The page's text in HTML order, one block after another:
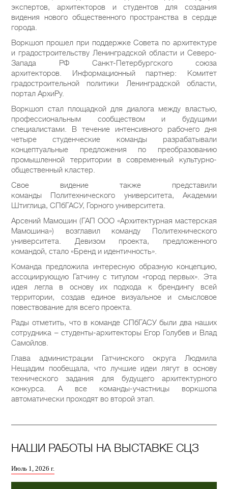
экспертов, архитекторов и студентов для создания
видения нового общественного пространства в сердце
города.
Воркшоп прошел при поддержке Совета по архитектуре
и градостроительству Ленинградской области и Северо-
Запада РФ Санкт-Петербургского союза
архитекторов. Информационный партнер: Комитет
градостроительной политики Ленинградской области,
портал АрхиРу.
Воркшоп стал площадкой для диалога между властью,
профессиональным сообществом и будущими
специалистами. В течение интенсивного рабочего дня
четыре студенческие команды разрабатывали
концептуальные предложения по преобразованию
промышленной территории в современный культурно-
общественный кластер.
Свое видение также представили
команды Политехнического университета, Академии
Штиглица, СПбГАСУ, Горного университета.
Арсений Мамошин (ГАП ООО «Архитектурная мастерская
Мамошина») возглавил команду Политехнического
университета. Девизом проекта, предложенного
командой, стало «Бренд и идентичность».
Команда предложила интересную образную концепцию,
ассоциирующую Гатчину с титулом «город первых». Эта
идея легла в основу их подхода к брендингу всей
территории, создав единое визуальное и смысловое
повествование для всего проекта.
Рады отметить, что в команде СПбГАСУ были два наших
сотрудника – студенты-архитекторы Егор Голубев и Влад
Самойлов.
Глава администрации Гатчинского округа Людмила
Нещадим пообещала, что лучшие идеи лягут в основу
технического задания для будущего архитектурного
конкурса. А все команды-участницы воркшопа
автоматически проходят во второй этап.
НАШИ РАБОТЫ НА ВЫСТАВКЕ СЦЗ
Июль 1, 2026 г.